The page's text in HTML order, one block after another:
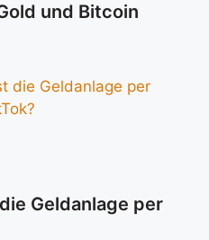
und Bitcoin
Geldanlage per